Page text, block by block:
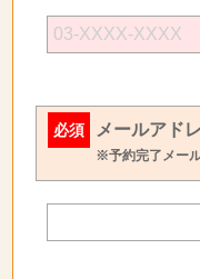
必須 メールアド
※予約完了メー